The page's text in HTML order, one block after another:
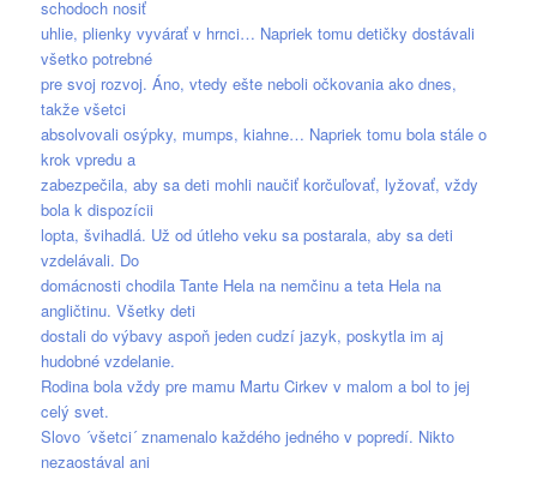
schodoch nosiť
uhlie, plienky vyvárať v hrnci… Napriek tomu detičky dostávali
všetko potrebné
pre svoj rozvoj. Áno, vtedy ešte neboli očkovania ako dnes,
takže všetci
absolvovali osýpky, mumps, kiahne… Napriek tomu bola stále o
krok vpredu a
zabezpečila, aby sa deti mohli naučiť korčuľovať, lyžovať, vždy
bola k dispozícii
lopta, švihadlá. Už od útleho veku sa postarala, aby sa deti
vzdelávali. Do
domácnosti chodila Tante Hela na nemčinu a teta Hela na
angličtinu. Všetky deti
dostali do výbavy aspoň jeden cudzí jazyk, poskytla im aj
hudobné vzdelanie.
Rodina bola vždy pre mamu Martu Cirkev v malom a bol to jej
celý svet.
Slovo ´všetci´ znamenalo každého jedného v popredí. Nikto
nezaostával ani